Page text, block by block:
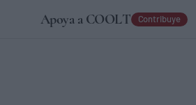
Apoya a COOLT Contribuye